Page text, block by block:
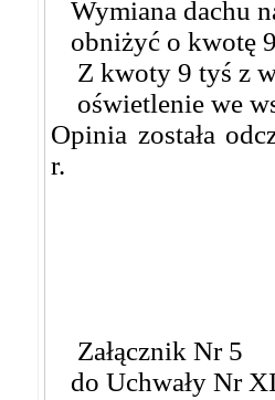
Wymiana dachu
obniżyć o kwotę
Z kwoty 9 tyś z
oświetlenie we
Opinia została
r.
Załącznik Nr 5
do Uchwały Nr